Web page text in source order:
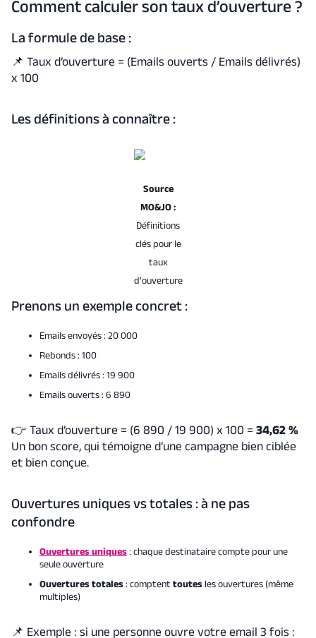
Comment calculer son taux d’ouverture ?
La formule de base :
📌 Taux d’ouverture = (Emails ouverts / Emails délivrés)
x 100
Les définitions à connaître :
Source
MO&JO :
Définitions
clés pour le
taux
d'ouverture
Prenons un exemple concret :
Emails envoyés : 20 000
Rebonds : 100
Emails délivrés : 19 900
Emails ouverts : 6 890
👉 Taux d’ouverture = (6 890 / 19 900) x 100 = 34,62 %
Un bon score, qui témoigne d’une campagne bien ciblée
et bien conçue.
Ouvertures uniques vs totales : à ne pas
confondre
Ouvertures uniques: chaque destinataire compte pour une
seule ouverture
Ouvertures totales : comptent toutes les ouvertures (même
multiples)
📌 Exemple : si une personne ouvre votre email 3 fois :